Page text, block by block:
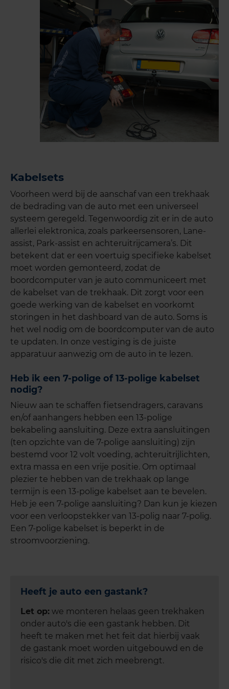
Kabelsets
Voorheen werd bij de aanschaf van een trekhaak
de bedrading van de auto met een universeel
systeem geregeld. Tegenwoordig zit er in de auto
allerlei elektronica, zoals parkeersensoren, Lane-
assist, Park-assist en achteruitrijcamera’s. Dit
betekent dat er een voertuig specifieke kabelset
moet worden gemonteerd, zodat de
boordcomputer van je auto communiceert met
de kabelset van de trekhaak. Dit zorgt voor een
goede werking van de kabelset en voorkomt
storingen in het dashboard van de auto. Soms is
het wel nodig om de boordcomputer van de auto
te updaten. In onze vestiging is de juiste
apparatuur aanwezig om de auto in te lezen.
Heb ik een 7-polige of 13-polige kabelset
nodig?
Nieuw aan te schaffen fietsendragers, caravans
en/of aanhangers hebben een 13-polige
bekabeling aansluiting. Deze extra aansluitingen
(ten opzichte van de 7-polige aansluiting) zijn
bestemd voor 12 volt voeding, achteruitrijlichten,
extra massa en een vrije positie. Om optimaal
plezier te hebben van de trekhaak op lange
termijn is een 13-polige kabelset aan te bevelen.
Heb je een 7-polige aansluiting? Dan kun je kiezen
voor een verloopstekker van 13-polig naar 7-polig.
Een 7-polige kabelset is beperkt in de
stroomvoorziening.
Heeft je auto een gastank?
Let op: we monteren helaas geen trekhaken
onder auto's die een gastank hebben. Dit
heeft te maken met het feit dat hierbij vaak
de gastank moet worden uitgebouwd en de
risico's die dit met zich meebrengt.